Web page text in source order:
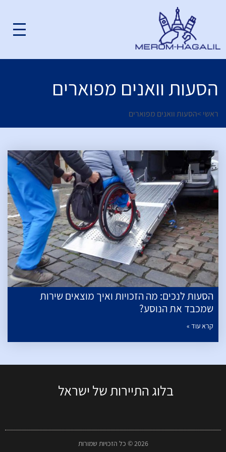
הסעות וואנים מפוארים
ראשי >הסעות וואנים מפוארים
הסעות לנכים: מה הזכויות ואיך מוצאים שירות
שמכבד את הנוסע?
קרא עוד »
בלוג התיירות של ישראל
2026 © כל הזכויות שמורות